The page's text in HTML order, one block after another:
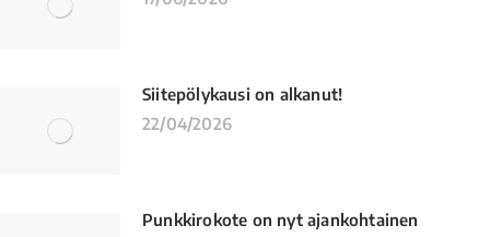
Siitepölykausi on alkanut!
22/04/2026
Punkkirokote on nyt ajankohtainen